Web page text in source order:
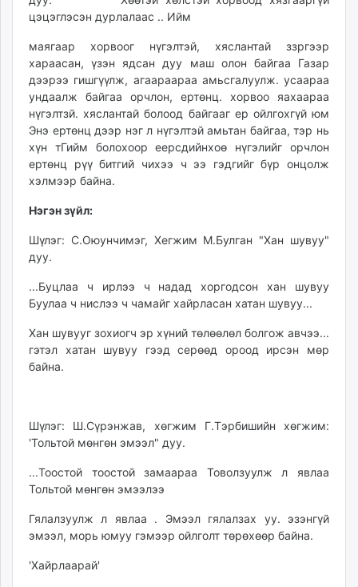
цэцэглэсэн дурлалаас .. Ийм
маягаар хорвоог нүгэлтэй, хяслантай ззргээр
хараасан, үзэн ядсан дуу маш олон байгаа Газар
дээрээ гишгүүлж, агаараараа амьсгалуулж. усаараа
ундаалж байгаа орчлон, ертөнц. хорвоо яахаараа
нүгэлтзй. хяслантай болоод байгааг ер ойлгохгүй юм
Энэ ертөнц дээр нэг л нүгэлтэй амьтан байгаа, тэр нь
хүн тГийм болохоор еерсдийнхоө нүгэлийг орчлон
ертөнц рүү битгий чихээ ч ээ гэдгийг бүр онцолж
хэлмээр байна.
Нэгэн зүйл:
Шүлэг: С.Оюунчимэг, Хегжим М.Булган "Хан шувуу"
дуу.
...Буцлаа ч ирлээ ч надад хоргодсон хан шувуу
Буулаа ч нислээ ч чамайг хайрласан хатан шувуу...
Хан шувууг зохиогч эр хүний төлөөлөл болгож авчээ...
гэтэл хатан шувуу гээд серөөд ороод ирсэн мөр
байна.
Шүлэг: Ш.Сүрэнжав, хөгжим Г.Тэрбишийн хөгжим:
'Тольтой мөнгөн эмээл" дуу.
...Тоостой тоостой замаараа Товолзуулж л явлаа
Тольтой мөнгөн эмээлээ
Гялалзуулж л явлаа . Эмээл гялалзах уу. эзэнгүй
эмээл, морь юмуу гэмээр ойлголт төрөхөөр байна.
'Хайрлаарай'